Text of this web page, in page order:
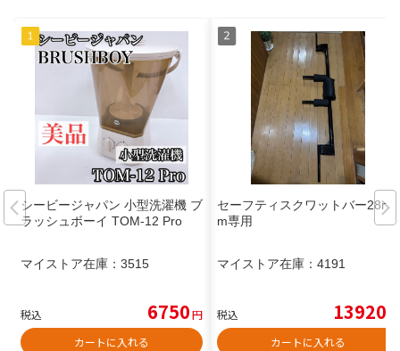
シービージャパン 小型洗濯機 ブ
ラッシュボーイ TOM-12 Pro
マイストア在庫： 3515
税込 6750円
カートに入れる
セーフティスクワットバー28m
m専用
マイストア在庫： 4191
税込 13920
カートに入れる